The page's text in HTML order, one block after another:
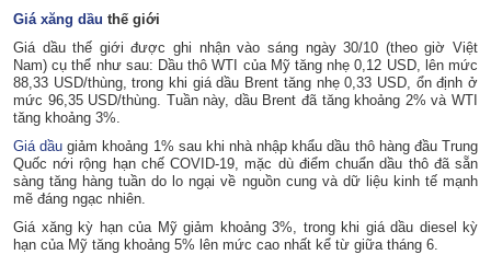
Giá xăng dầu thế giới
Giá dầu thế giới được ghi nhận vào sáng ngày 30/10 (theo giờ Việt
Nam) cụ thể như sau: Dầu thô WTI của Mỹ tăng nhẹ 0,12 USD, lên mức
88,33 USD/thùng, trong khi giá dầu Brent tăng nhẹ 0,33 USD, ổn định ở
mức 96,35 USD/thùng. Tuần này, dầu Brent đã tăng khoảng 2% và WTI
tăng khoảng 3%.
Giá dầu giảm khoảng 1% sau khi nhà nhập khẩu dầu thô hàng đầu Trung
Quốc nới rộng hạn chế COVID-19, mặc dù điểm chuẩn dầu thô đã sẵn
sàng tăng hàng tuần do lo ngại về nguồn cung và dữ liệu kinh tế mạnh
mẽ đáng ngạc nhiên.
Giá xăng kỳ hạn của Mỹ giảm khoảng 3%, trong khi giá dầu diesel kỳ
hạn của Mỹ tăng khoảng 5% lên mức cao nhất kể từ giữa tháng 6.